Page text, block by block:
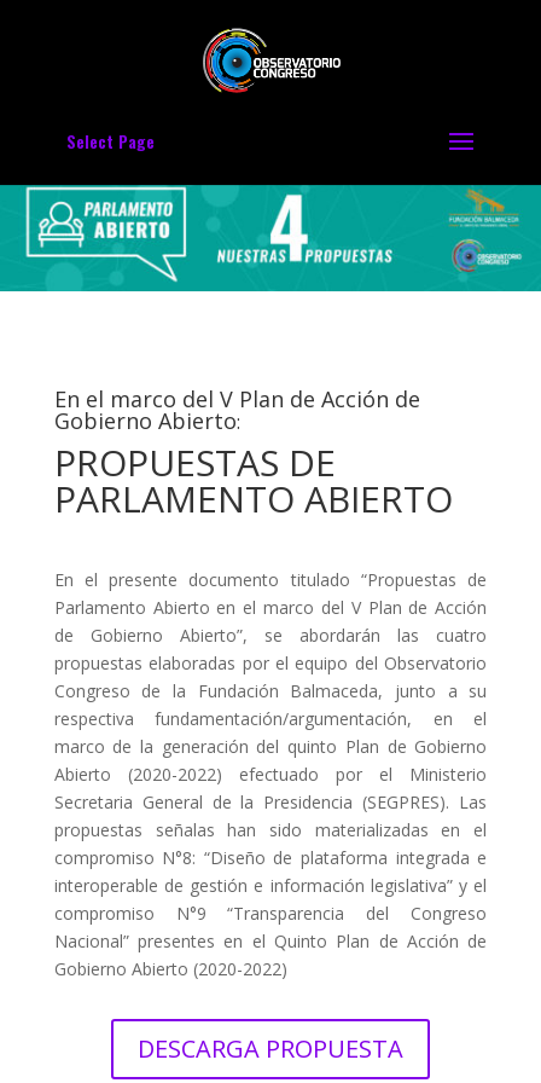
Select Page
En el marco del V Plan de Acción de
Gobierno Abierto:
PROPUESTAS DE
PARLAMENTO ABIERTO
En el presente documento titulado “Propuestas de
Parlamento Abierto en el marco del V Plan de Acción
de Gobierno Abierto”, se abordarán las cuatro
propuestas elaboradas por el equipo del Observatorio
Congreso de la Fundación Balmaceda, junto a su
respectiva fundamentación/argumentación, en el
marco de la generación del quinto Plan de Gobierno
Abierto (2020-2022) efectuado por el Ministerio
Secretaria General de la Presidencia (SEGPRES). Las
propuestas señalas han sido materializadas en el
compromiso N°8: “Diseño de plataforma integrada e
interoperable de gestión e información legislativa” y el
compromiso N°9 “Transparencia del Congreso
Nacional” presentes en el Quinto Plan de Acción de
Gobierno Abierto (2020-2022)
DESCARGA PROPUESTA